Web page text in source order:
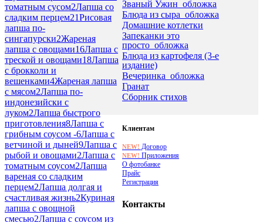
томатным сусом2Лапша со
сладким перцем21Рисовая
лапша по-
сингапурски2Жареная
лапша с овощами16Лапша с
треской и овощами18Лапша
с брокколи и
вешенками4Жареная лапша
с мясом2Лапша по-
индонезийски с
луком2Лапша быстрого
приготовления8Лапша с
грибным соусом -6Лапша с
ветчиной и дыней9Лапша с
рыбой и овощами2Лапша с
томатным соусом2Лапша
вареная со сладким
перцем2Лапша долгая и
счастливая жизнь2Куриная
лапша с овощной
смесью2Лапша с соусом из
Званый Ужин_обложка
Блюда из сыра_обложка
Домашние котлетки
Запеканки это
просто_обложка
Блюда из картофеля (3-е
издание)
Вечеринка_обложка
Гранат
Сборник стихов
Клиентам
NEW! Договор
NEW! Приложения
О фотобанке
Прайс
Регистрация
Контакты